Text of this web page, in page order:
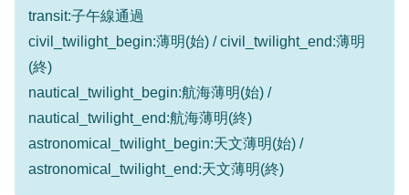
transit:子午線通過
civil_twilight_begin:薄明(始) / civil_twilight_end:薄明
(終)
nautical_twilight_begin:航海薄明(始) /
nautical_twilight_end:航海薄明(終)
astronomical_twilight_begin:天文薄明(始) /
astronomical_twilight_end:天文薄明(終)